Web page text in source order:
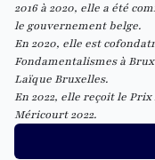
2016 à 2020, elle a été
le gouvernement belge.
En 2020, elle est
Fondamentalismes à
Laïque Bruxelles.
En 2022, elle reçoit le
Méricourt 2022.